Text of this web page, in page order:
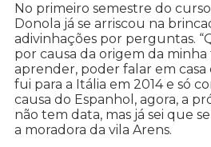
No primeiro semestre do
Donola já se arriscou na
adivinhações por perguntas.
por causa da origem da minha
aprender, poder falar em casa
fui para a Itália em 2014 e só
causa do Espanhol, agora, a
não tem data, mas já sei que
a moradora da vila Arens.